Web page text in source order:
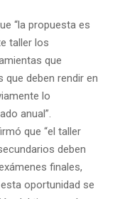
“la propuesta es
taller los
que
deben rendir en
lo
anual”.
que “el taller
deben
finales,
oportunidad se